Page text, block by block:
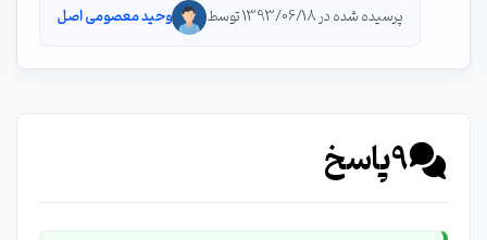
پرسیده شده در 1393/06/18 توسط وحید معصومی اصل
9پاسخ